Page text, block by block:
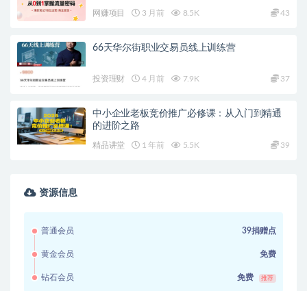
网赚项目 3 月前 8.5K 43
66天华尔街职业交易员线上训练营
投资理财 4 月前 7.9K 37
中小企业老板竞价推广必修课：从入门到精通
的进阶之路
精品讲堂 1 年前 5.5K 39
资源信息
普通会员 39捐赠点
黄金会员 免费
钻石会员 免费 推荐